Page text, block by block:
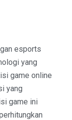
esports
yang
game online
yang
game ini